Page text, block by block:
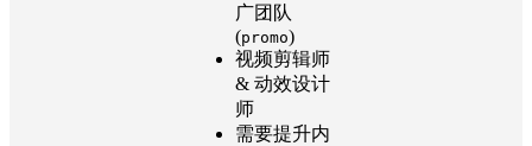
广团队
(promo)
视频剪辑师
& 动效设计
师
需要提升内